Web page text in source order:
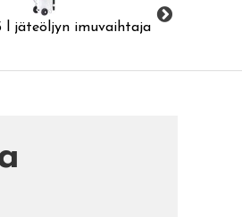
l jäteöljyn imuvaihtaja